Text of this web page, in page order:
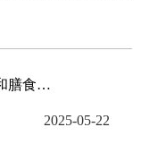
教育部印发《中小学校园食品安全和膳食经费管理工作指引》
2025-05-22